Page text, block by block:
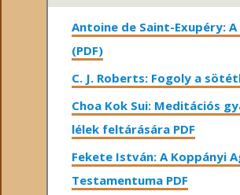
Antoine de Saint-Exupéry:
(PDF)
C. J. Roberts: Fogoly a
Choa Kok Sui: Meditációs
lélek feltárására PDF
Fekete István: A Koppányi
Testamentuma PDF